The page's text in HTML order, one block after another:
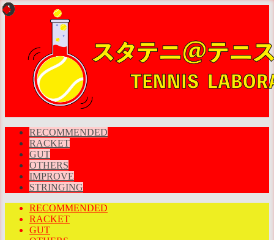
RECOMMENDED
RACKET
GUT
OTHERS
IMPROVE
STRINGING
RECOMMENDED
RACKET
GUT